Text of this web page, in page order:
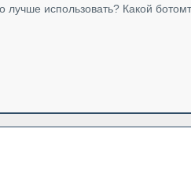
лучше использовать? Какой